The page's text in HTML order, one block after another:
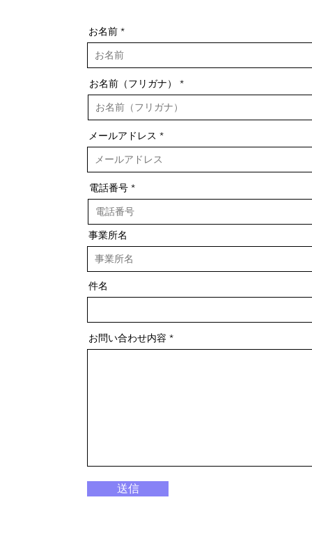
お名前
お名前（フリガナ）
メールアドレス
電話番号
事業所名
件名
お問い合わせ内容
送信